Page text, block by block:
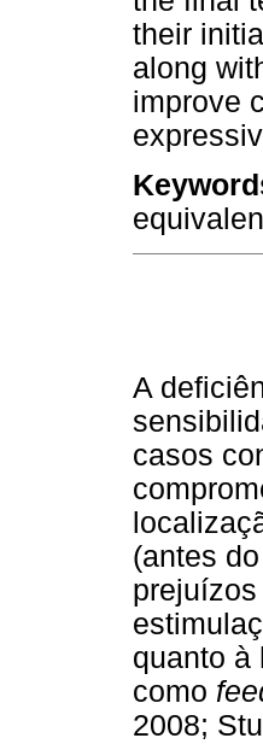
their
along
improve
A
casos
(antes
quanto à
como
2008;